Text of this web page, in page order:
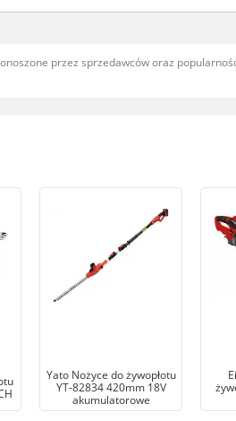
przez sprzedawców oraz
Yato Nożyce do żywopłotu
YT-82834 420mm 18V
akumulatorowe